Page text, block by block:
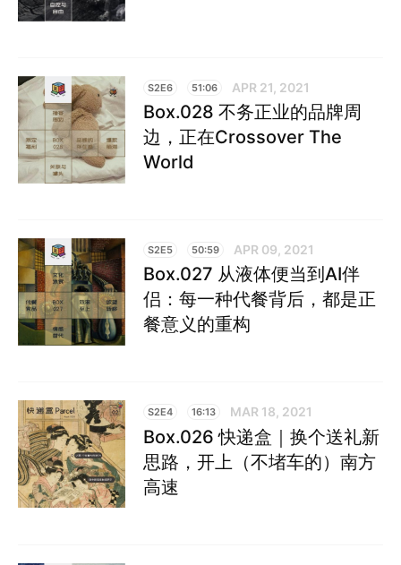
S2E6 51:06 APR 21, 2021
Box.028 不务正业的品牌周
边，正在Crossover The
World
S2E5 50:59 APR 09, 2021
Box.027 从液体便当到AI伴
侣：每一种代餐背后，都是正
餐意义的重构
S2E4 16:13 MAR 18, 2021
Box.026 快递盒｜换个送礼新
思路，开上（不堵车的）南方
高速